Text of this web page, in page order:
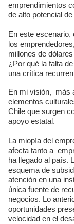
emprendimientos
de alto potencial
En este escenario,
los
millones de
¿Por qué la falta
una crítica
En mi visión, más allá de la disponibilidad de recursos, existen
elementos
Chile que surgen
apoyo estatal.
La miopía del
afecta tanto a
ha llegado al país.
esquema de
atención en una
única fuente de
negocios. Lo
oportunidades
velocidad en el